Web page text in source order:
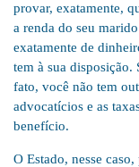
provar, exatamente,
a renda do seu
exatamente de
tem à sua disposição.
fato, você não tem
advocatícios e as
benefício.
O Estado, nesse